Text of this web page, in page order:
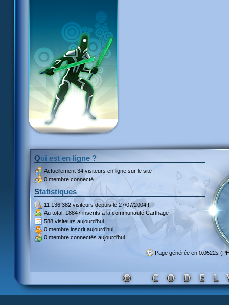
Qui est en ligne ?
Actuellement 34 visiteurs en ligne sur le site !
0 membre connecté.
Statistiques
11 136 382 visiteursdepuis le 27/07/2004 !
Au total, 18847 inscritsà la communauté Carthage !
588 visiteurs aujourd'hui !
0 membre inscrit aujourd'hui !
0 membre connectés aujourd'hui !
Page générée en 0.0522s